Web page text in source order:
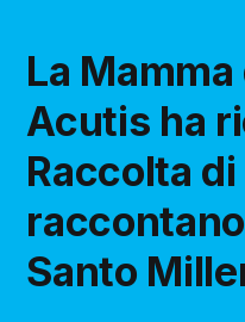
La
Acutis ha
Raccolta
Santo